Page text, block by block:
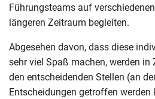
Führungsteams auf
längeren Zeitraum begleiten.
Abgesehen davon, dass diese
sehr viel Spaß machen, werden
den entscheidenden Stellen (an
Entscheidungen getroffen werden